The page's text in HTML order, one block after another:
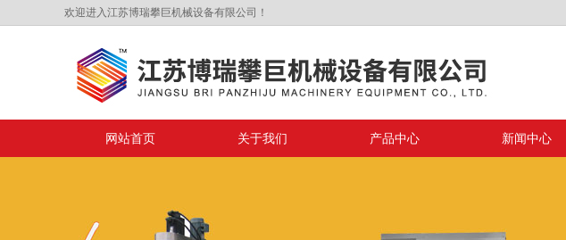
欢迎进入江苏博瑞攀巨机械设备有限公司！
网站首页 关于我们 产品中心 新闻中心